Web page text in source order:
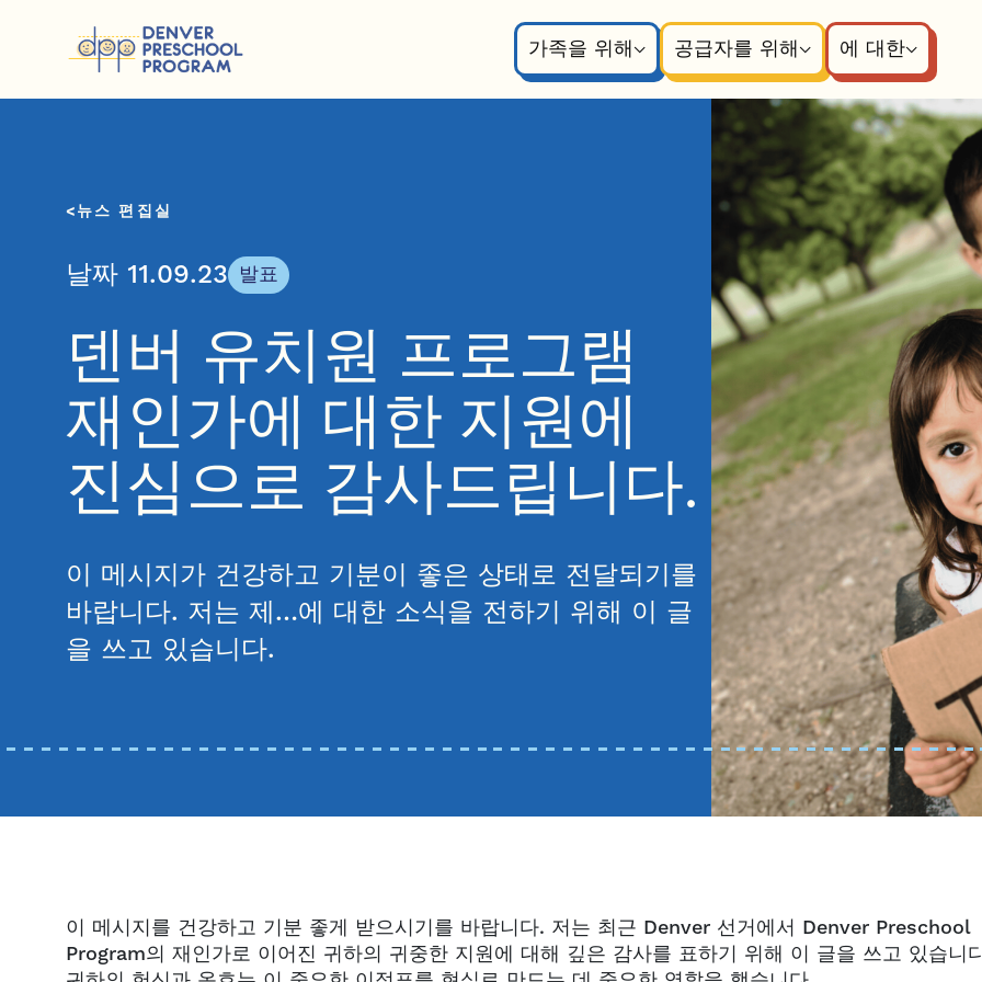
가족을 위해
공급자를 위해 에 대한
뉴스 편집실
날짜 11.09.23 발표
덴버 유치원 프로그램
재인가에 대한 지원에
진심으로 감사드립니다.
이 메시지가 건강하고 기분이 좋은 상태로 전달되기를
바랍니다. 저는 제…에 대한 소식을 전하기 위해 이 글
을 쓰고 있습니다.
이 메시지를 건강하고 기분 좋게 받으시기를 바랍니다. 저는 최근 Denver 선거에서 Denver Preschool
Program의 재인가로 이어진 귀하의 귀중한 지원에 대해 깊은 감사를 표하기 위해 이 글을 쓰고 있습니